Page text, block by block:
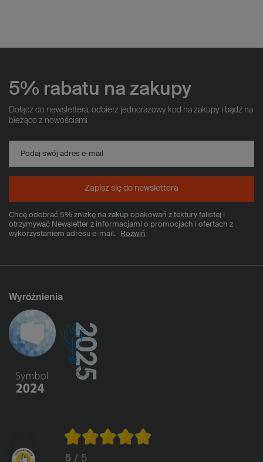
5% rabatu na zakupy
Dołącz do newslettera, odbierz jednorazowy kod na zakupy i bądź na
bieżąco z nowościami
Podaj swój adres e-mail
Chcę odebrać 5% zniżkę na zakup opakowań z tektury falistej i
otrzymywać Newsletter z informacjami o promocjach i ofertach z
wykorzystaniem adresu e-mail.
Rozwiń
Zapisz się do newslettera
Wyróżnienia
5 / 5